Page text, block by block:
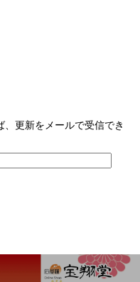
、更新をメールで受信でき